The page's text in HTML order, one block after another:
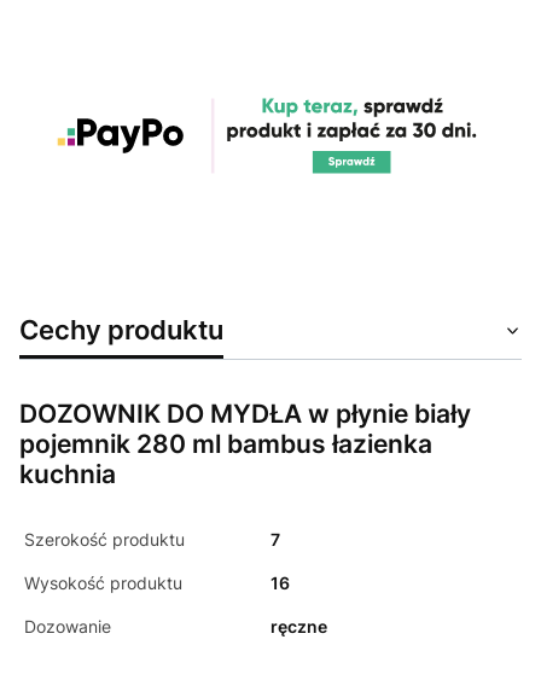
Cechy produktu
DOZOWNIK DO MYDŁA w płynie biały
pojemnik 280 ml bambus łazienka
kuchnia
Szerokość produktu 7
Wysokość produktu 16
Dozowanie ręczne